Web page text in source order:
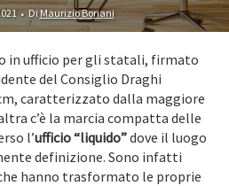
DiMaurizio Boriani
in ufficio per gli statali, firmato
del Consiglio Draghi
caratterizzato dalla maggiore
c’è la marcia compatta delle
l’ufficio “liquido”dove il luogo
definizione. Sono infatti
hanno trasformato le proprie